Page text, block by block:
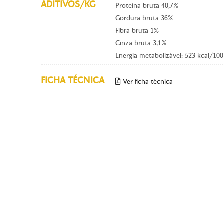
ADITIVOS/KG
Proteína bruta 40,7%
Gordura bruta 36%
Fibra bruta 1%
Cinza bruta 3,1%
Energia metabolizável: 523 kcal/
FICHA TÉCNICA Ver ficha técnica